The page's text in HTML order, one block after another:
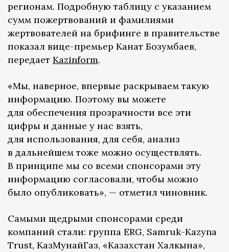
регионам. Подробную таблицу с указанием
сумм пожертвований и фамилиями
жертвователей на брифинге в правительстве
показал вице-премьер Канат Бозумбаев,
передает Kazinform.
«Мы, наверное, впервые раскрываем такую
информацию. Поэтому вы можете
для обеспечения прозрачности все эти
цифры и данные у нас взять,
для использования, для себя, анализ
в дальнейшем тоже можно осуществлять.
В принципе мы со всеми спонсорами эту
информацию согласовали, чтобы можно
было опубликовать», — отметил чиновник.
Самыми щедрыми спонсорами среди
компаний стали: группа ERG, Samruk-Kazyna
Trust, КазМунайГаз, «Казахстан Халкына»,